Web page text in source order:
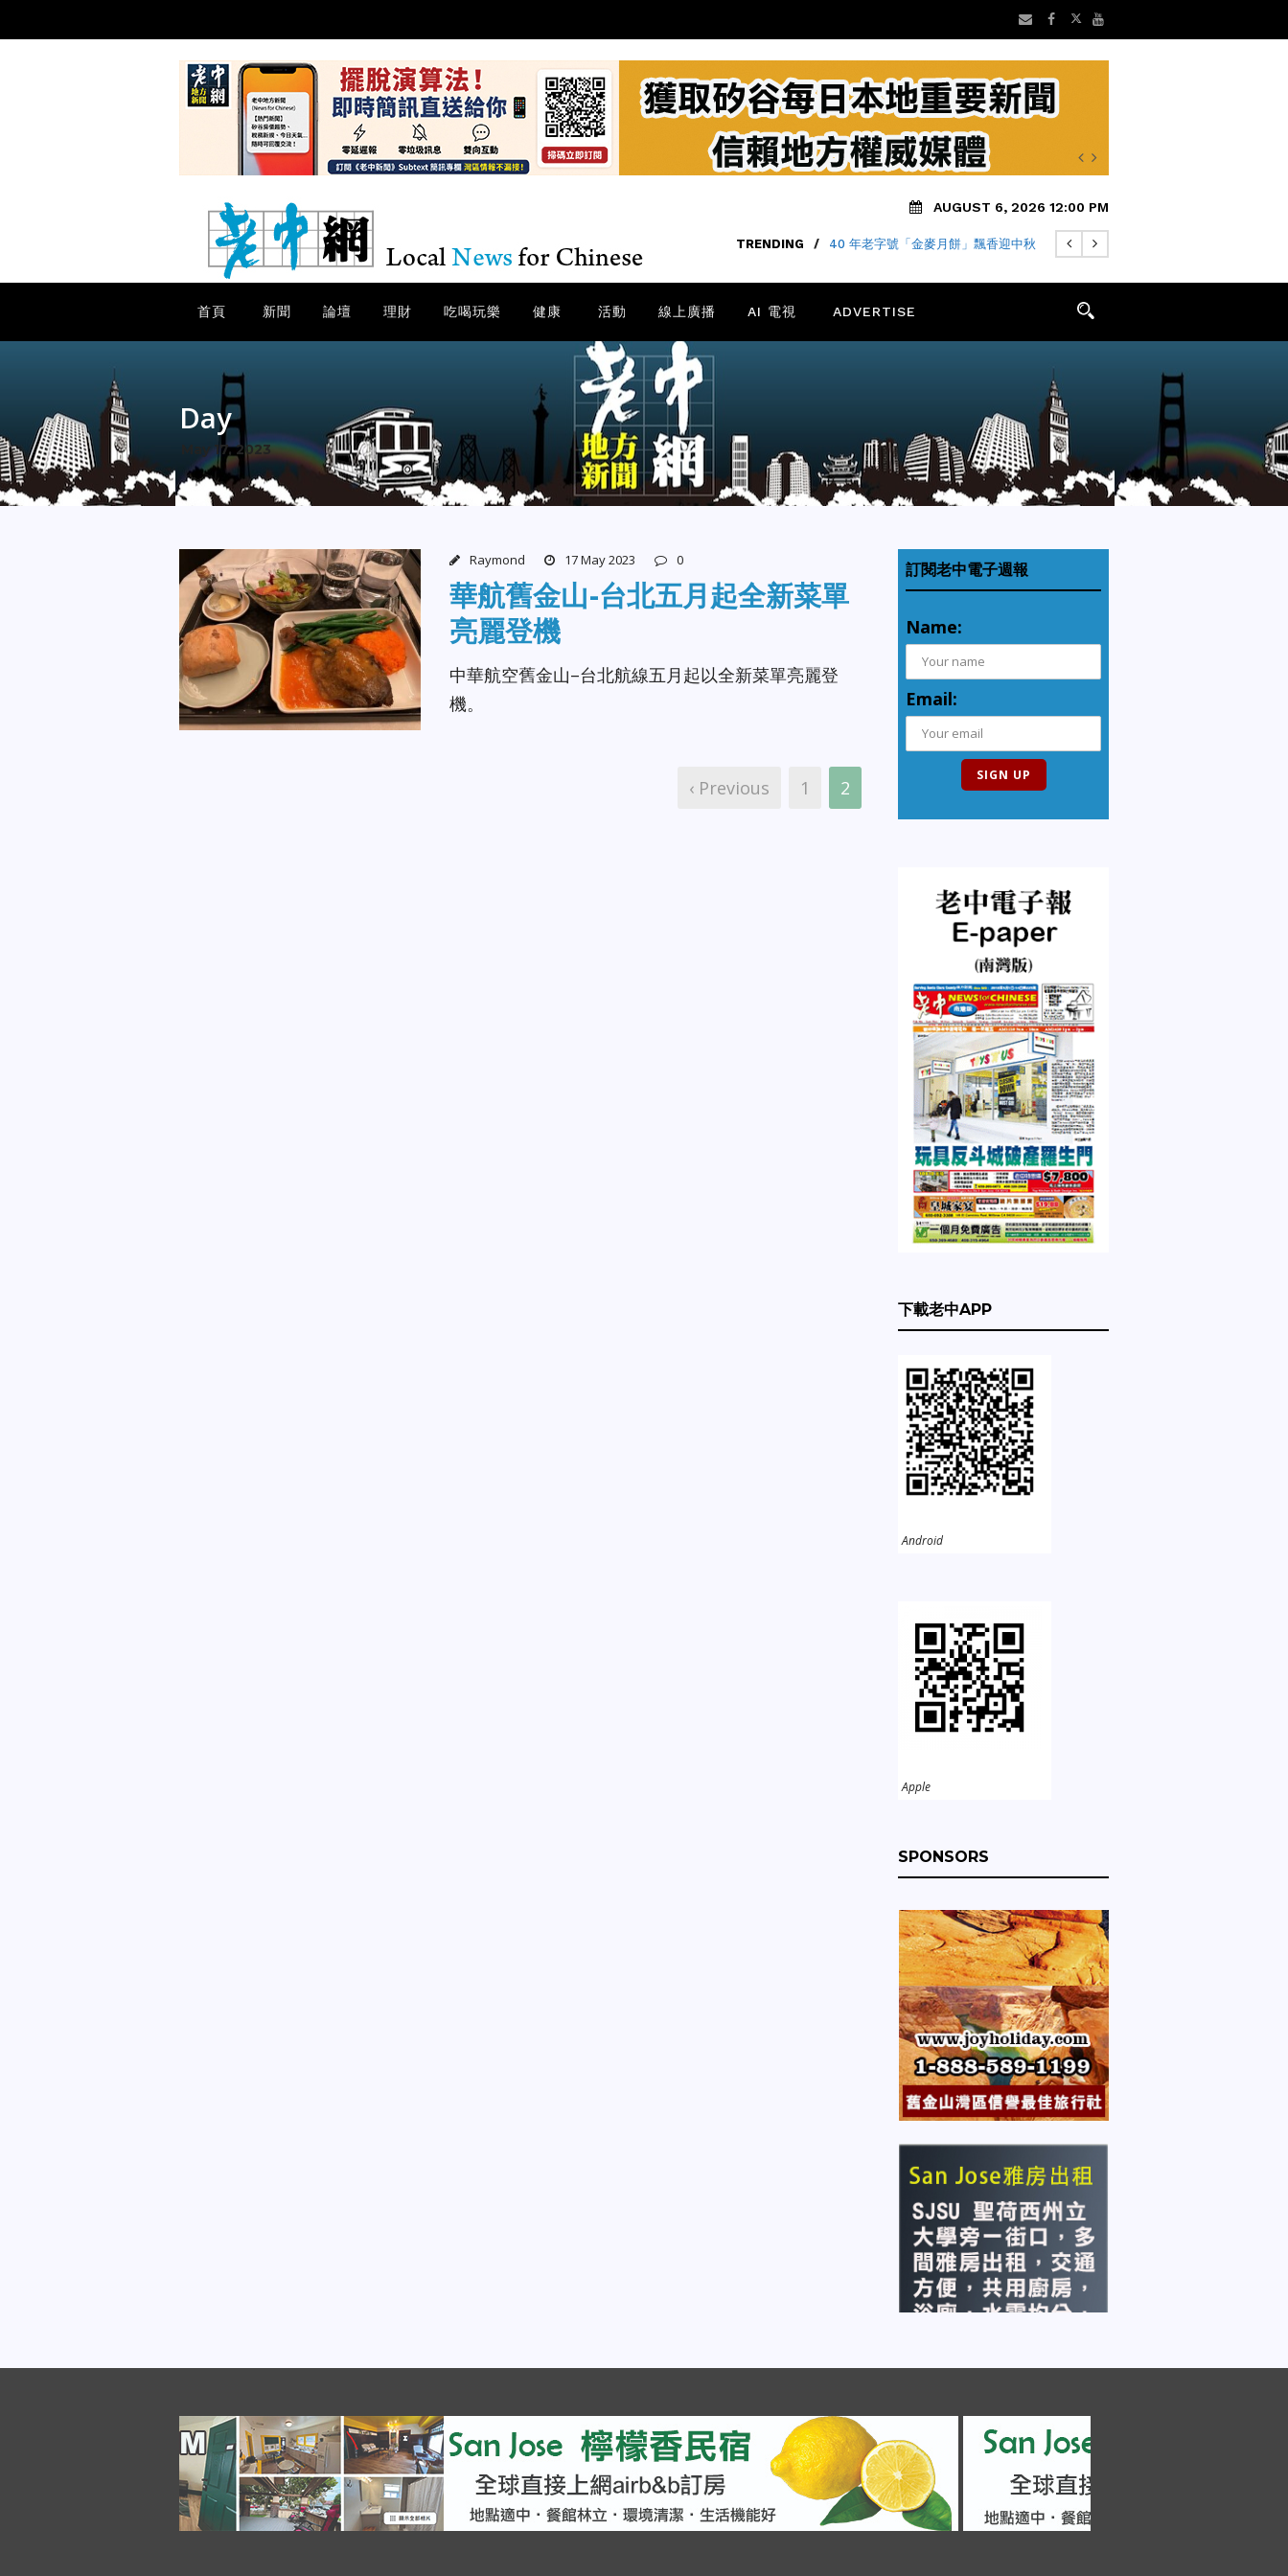
AUGUST 6, 2026 12:00 PM
TRENDING / 40 年老字號「金麥月餅」飄香迎中秋
首頁 新聞 論壇 理財 吃喝玩樂 健康 活動 線上廣播 AI 電視 ADVERTISE
Day
May 17, 2023
Raymond 17 May 2023 0
華航舊金山-台北五月起全新菜單
亮麗登機
中華航空舊金山–台北航線五月起以全新菜單亮麗登
機。
‹ Previous 1 2
訂閱老中電子週報
Name:
Email:
下載老中APP
Android
Apple
SPONSORS